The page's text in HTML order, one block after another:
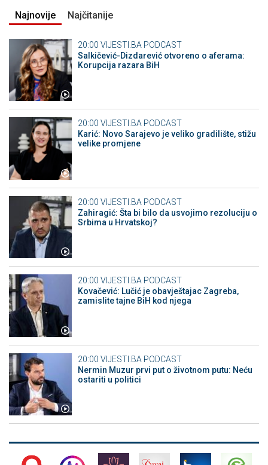
Najnovije Najčitanije
20:00 VIJESTI.BA PODCAST
Salkičević-Dizdarević otvoreno o aferama:
Korupcija razara BiH
20:00 VIJESTI.BA PODCAST
Karić: Novo Sarajevo je veliko gradilište, stižu
velike promjene
20:00 VIJESTI.BA PODCAST
Zahiragić: Šta bi bilo da usvojimo rezoluciju o
Srbima u Hrvatskoj?
20:00 VIJESTI.BA PODCAST
Kovačević: Lučić je obavještajac Zagreba,
zamislite tajne BiH kod njega
20:00 VIJESTI.BA PODCAST
Nermin Muzur prvi put o životnom putu: Neću
ostariti u politici